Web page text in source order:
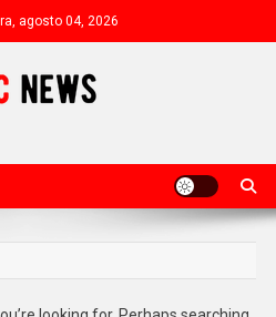
agosto 04, 2026